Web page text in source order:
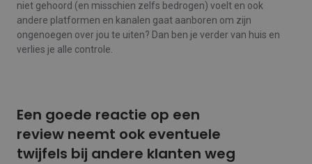
niet gehoord (en misschien zelfs bedrogen) voelt en ook
andere platformen en kanalen gaat aanboren om zijn
ongenoegen over jou te uiten? Dan ben je verder van huis en
verlies je alle controle.
Een goede reactie op een
review neemt ook eventuele
twijfels bij andere klanten weg